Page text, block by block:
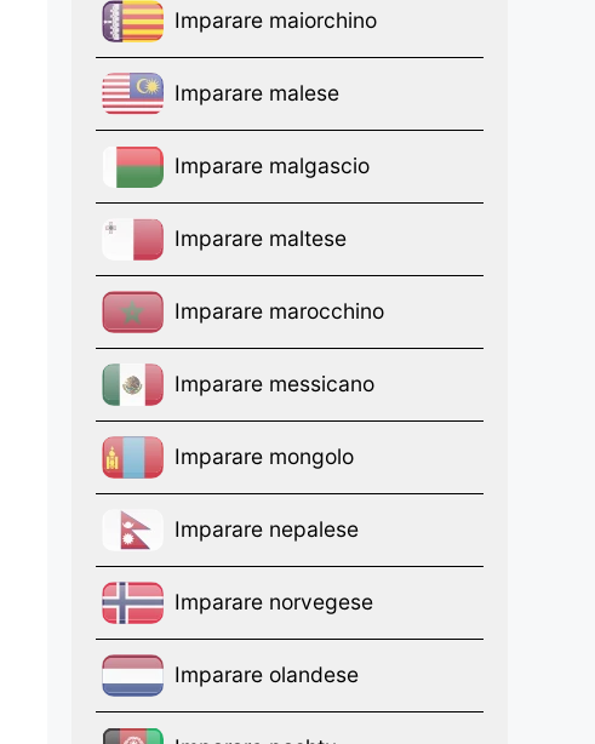
Imparare maiorchino
Imparare malese
Imparare malgascio
Imparare maltese
Imparare marocchino
Imparare messicano
Imparare mongolo
Imparare nepalese
Imparare norvegese
Imparare olandese